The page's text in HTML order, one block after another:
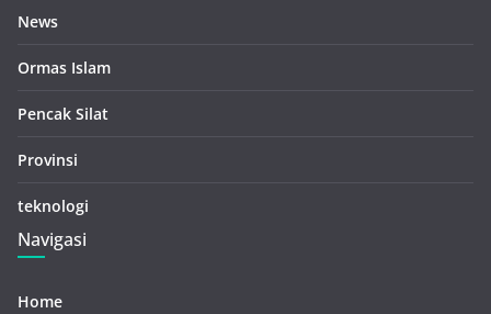
News
Ormas Islam
Pencak Silat
Provinsi
teknologi
Navigasi
Home